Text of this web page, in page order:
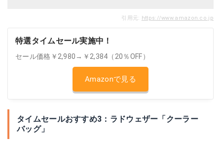
引用元: https://www.amazon.co.jp
特選タイムセール実施中！
セール価格￥2,980→￥2,384（20％OFF）
Amazonで見る
タイムセールおすすめ3：ラドウェザー「クーラー
バッグ」